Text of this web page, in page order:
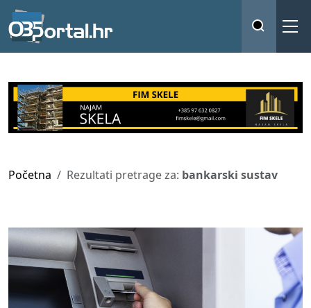
Početna Rezultati pretrage za: bankarski sustav